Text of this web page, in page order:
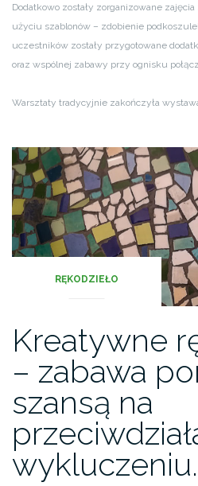
Dodatkowo zostały zorganizowane
użyciu szablonów – zdobienie
uczestników zostały przygotowane
oraz wspólnej zabawy przy ognisku
Warsztaty tradycyjnie zakończyła
RĘKODZIEŁO
Kreatywne
– zabawa
szansą na
wykluczeniu.